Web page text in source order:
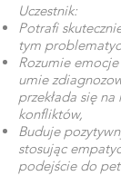
Uczestnik:
Potrafi
tym
Rozumie
umie
przekłada się
konfliktów,
Buduje
stosując
podejście do